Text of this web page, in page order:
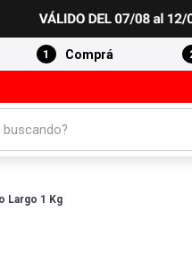
Comprá
Largo 1 Kg